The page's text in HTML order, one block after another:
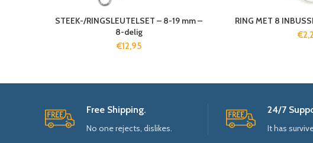
STEEK-/RINGSLEUTELSET – 8-19 mm –
8-delig
€12,95
RING MET 8
€
Free Shipping.
No one rejects, dislikes.
24/7
It has